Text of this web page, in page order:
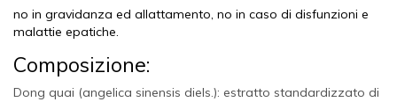
no in gravidanza ed allattamento, no in caso di disfunzioni e
malattie epatiche.
Composizione:
Dong quai (angelica sinensis diels.): estratto standardizzato di